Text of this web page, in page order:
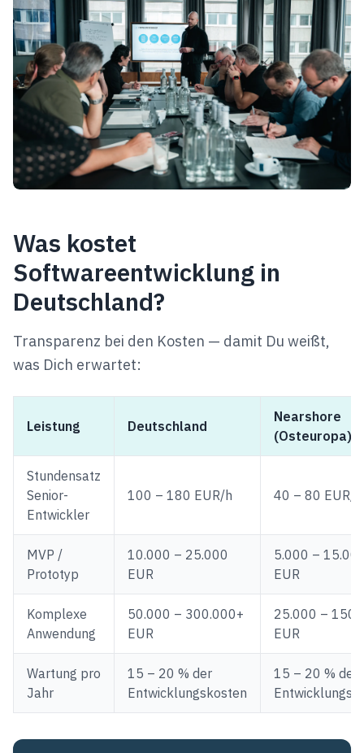
Was kostet
Softwareentwicklung in
Deutschland?
Transparenz bei den Kosten — damit Du weißt,
was Dich erwartet:
Leistung Deutschland
Nearshore
(Osteuropa)
Stundensatz
Senior-
Entwickler
100 – 180 EUR/h 40 – 80 EUR/h
MVP /
Prototyp
10.000 – 25.000
EUR
5.000 –
EUR
Komplexe
Anwendung
50.000 – 300.000+
EUR
25.000 –
EUR
Wartung pro
Jahr
15 – 20 % der
Entwicklungskosten
15 – 20 % der